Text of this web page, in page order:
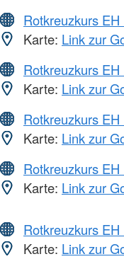
Rotkreuzkurs
Karte: Link zur
Rotkreuzkurs
Karte: Link zur
Rotkreuzkurs
Karte: Link zur
Rotkreuzkurs
Karte: Link zur
Rotkreuzkurs
Karte: Link zur